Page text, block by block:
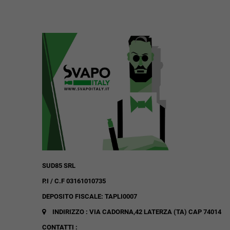
SUD85 SRL
P.I / C.F 03161010735
DEPOSITO FISCALE: TAPLI0007
INDIRIZZO : VIA CADORNA,42 LATERZA (TA) CAP 74014
CONTATTI :